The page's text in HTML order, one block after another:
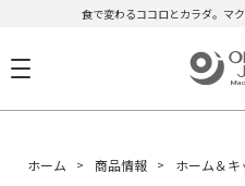
食で変わるココロとカラダ。マ
ホーム 商品情報
ホーム＆キ